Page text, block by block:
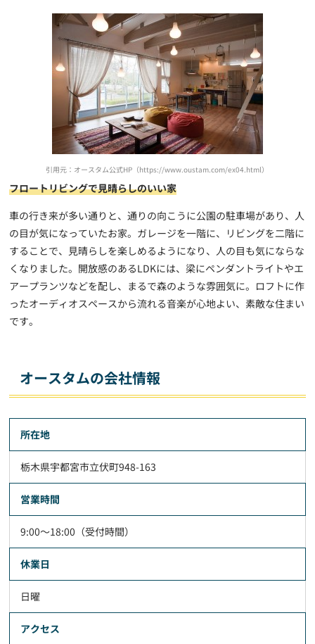
引用元：オースタム公式HP（https://www.oustam.com/ex04.html）
フロートリビングで見晴らしのいい家
車の行き来が多い通りと、通りの向こうに公園の駐車場があり、人
の目が気になっていたお家。ガレージを一階に、リビングを二階に
することで、見晴らしを楽しめるようになり、人の目も気にならな
くなりました。開放感のあるLDKには、梁にペンダントライトやエ
アープランツなどを配し、まるで森のような雰囲気に。ロフトに作
ったオーディオスペースから流れる音楽が心地よい、素敵な住まい
です。
オースタムの会社情報
所在地
栃木県宇都宮市立伏町948-163
営業時間
9:00～18:00（受付時間）
休業日
日曜
アクセス